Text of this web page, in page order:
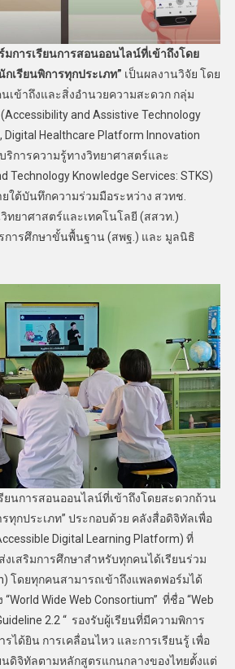
มการเรียนการสอนออนไลน์ที่เข้าถึงโดย
เรียนพิการทุกประเภท” เป็นผลงานวิจัย โดย
เข้าถึงและสิ่งอำนวยความสะดวก กลุ่ม
and Assistive Technology
Digital Healthcare Platform Innovation
บริการความรู้ทางวิทยาศาสตร์และ
Technology Knowledge Services: STKS)
ใต้บันทึกความร่วมมือระหว่าง สวทช.
ทยาศาสตร์และเทคโนโลยี (สสวท.)
ารศึกษาขั้นพื้นฐาน (สพฐ.) และ มูลนิธิ
ยนการสอนออนไลน์ที่เข้าถึงโดยสะดวกถ้วน
ทุกประเภท” ประกอบด้วย คลังสื่อดิจิทัลเพื่อ
Digital Learning Platform) ที่
เสริมการศึกษาสำหรับทุกคนได้เรียนร่วม
โดยทุกคนสามารถเข้าถึงแพลตฟอร์มได้
Wide Web Consortium” ที่ชื่อ “Web
2.2 “ รองรับผู้เรียนที่มีความพิการ
รได้ยิน การเคลื่อนไหว และการเรียนรู้ เพื่อ
นดิจิทัลตามหลักสูตรแกนกลางของไทยตั้งแต่